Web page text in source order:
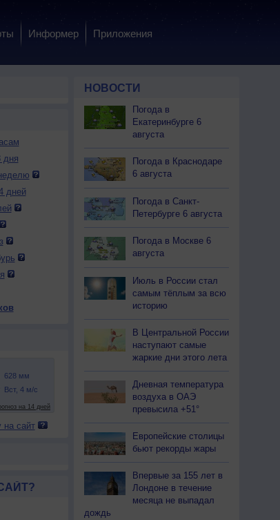
Информер Приложения
дня
дней
на сайт
НОВОСТИ
Погода в
Екатеринбурге 6
августа
Погода в Краснодаре
6 августа
Погода в Санкт-
Петербурге 6 августа
Погода в Москве 6
августа
Июль в России стал
самым тёплым за всю
историю
В Центральной России
наступают самые
жаркие дни этого лета
Дневная температура
воздуха в ОАЭ
превысила +51°
Европейские столицы
бьют рекорды жары
Впервые за 155 лет в
Лондоне в течение
месяца не выпадал
дождь